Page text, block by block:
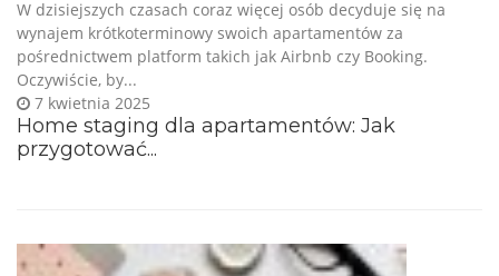
Home staging dla apartamentów: Jak
przygotować...
7 kwietnia 2025
W dzisiejszych czasach coraz więcej osób decyduje się na
wynajem krótkoterminowy swoich apartamentów za
pośrednictwem platform takich jak Airbnb czy Booking.
Oczywiście, by...